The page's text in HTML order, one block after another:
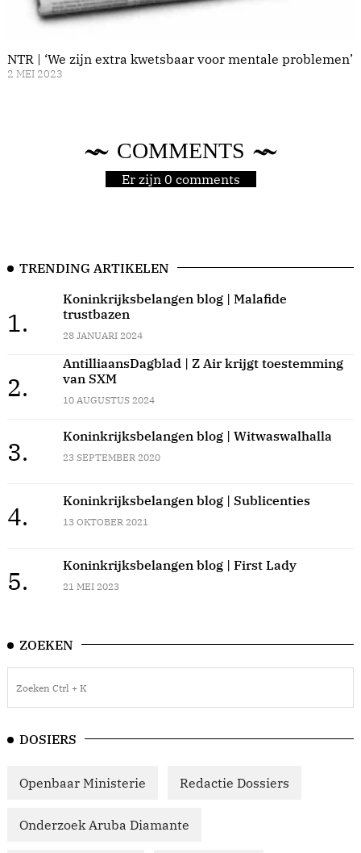
NTR | ‘We zijn extra kwetsbaar voor mentale problemen’
2 MEI 2023
COMMENTS
Er zijn 0 comments
TRENDING ARTIKELEN
1.
Koninkrijksbelangen blog | Malafide
trustbazen
28 JANUARI 2024
2.
AntilliaansDagblad | Z Air krijgt toestemming
van SXM
10 AUGUSTUS 2024
3.
Koninkrijksbelangen blog | Witwaswalhalla
23 SEPTEMBER 2020
4.
Koninkrijksbelangen blog | Sublicenties
13 OKTOBER 2021
5.
Koninkrijksbelangen blog | First Lady
21 MEI 2023
ZOEKEN
DOSIERS
Openbaar Ministerie Redactie Dossiers
Onderzoek Aruba Diamante